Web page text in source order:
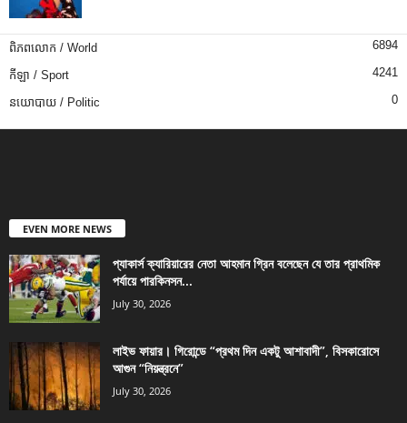
ពិភពលោក / World 6894
កីឡា / Sport 4241
នយោបាយ / Politic 0
EVEN MORE NEWS
প্যাকার্স ক্যারিয়ারের নেতা আহমান গ্রিন বলেছেন যে তার প্রাথমিক
পর্যায়ে পারকিনসন...
July 30, 2026
লাইভ ফায়ার। গিরোন্ডে “প্রথম দিন একটু আশাবাদী”, বিসকারোসে
আগুন “নিয়ন্ত্রনে”
July 30, 2026